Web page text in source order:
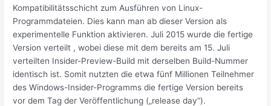
Kompatibilitätsschicht zum Ausführen von Linux-
Programmdateien. Dies kann man ab dieser Version als
experimentelle Funktion aktivieren. Juli 2015 wurde die fertige
Version verteilt , wobei diese mit dem bereits am 15. Juli
verteilten Insider-Preview-Build mit derselben Build-Nummer
identisch ist. Somit nutzten die etwa fünf Millionen Teilnehmer
des Windows-Insider-Programms die fertige Version bereits
vor dem Tag der Veröffentlichung („release day“).